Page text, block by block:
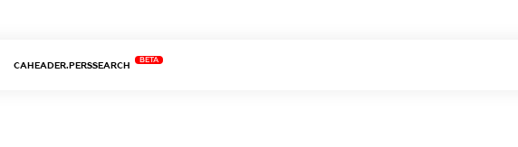
CAHEADER.PERSSEARCH
BETA